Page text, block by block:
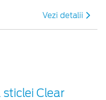
Vezi detalii
Clear